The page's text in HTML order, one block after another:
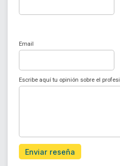
Email
Escribe aquí tu opinión sobre el
Enviar reseña